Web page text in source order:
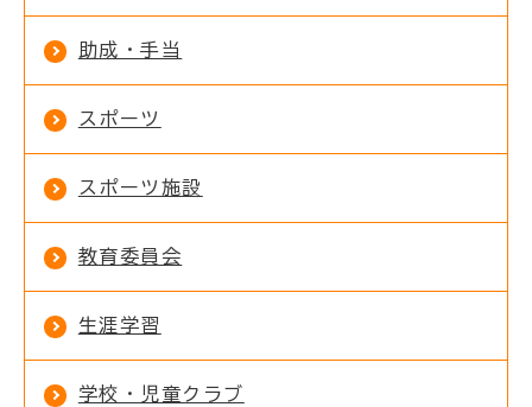
助成・手当
スポーツ
スポーツ施設
教育委員会
生涯学習
学校・児童クラブ